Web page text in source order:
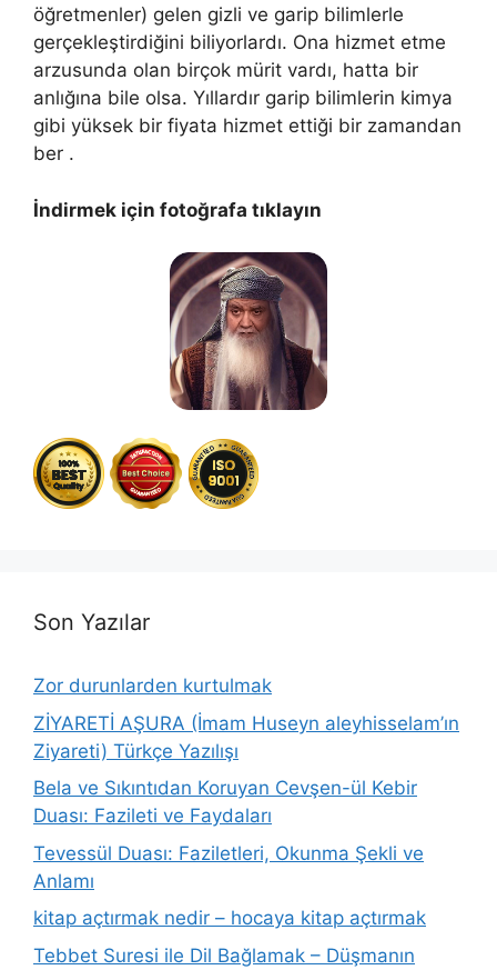
öğretmenler) gelen gizli ve garip bilimlerle
gerçekleştirdiğini biliyorlardı. Ona hizmet etme
arzusunda olan birçok mürit vardı, hatta bir
anlığına bile olsa. Yıllardır garip bilimlerin kimya
gibi yüksek bir fiyata hizmet ettiği bir zamandan
ber .
İndirmek için fotoğrafa tıklayın
Son Yazılar
Zor durunlarden kurtulmak
ZİYARETİ AŞURA (İmam Huseyn aleyhisselam’ın
Ziyareti) Türkçe Yazılışı
Bela ve Sıkıntıdan Koruyan Cevşen-ül Kebir
Duası: Fazileti ve Faydaları
Tevessül Duası: Faziletleri, Okunma Şekli ve
Anlamı
kitap açtırmak nedir – hocaya kitap açtırmak
Tebbet Suresi ile Dil Bağlamak – Düşmanın